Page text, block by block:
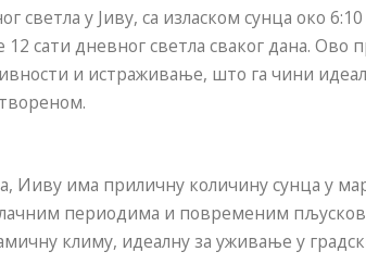
у Јиву, са изласком сунца око 6:10
сати дневног светла сваког дана. Ово
и истраживање, што га чини
Ииву има приличну количину сунца у
периодима и повременим
климу, идеалну за уживање у